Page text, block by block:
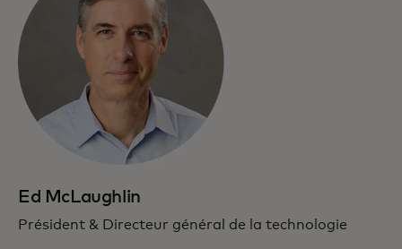
Ed McLaughlin
Président & Directeur général de la technologie